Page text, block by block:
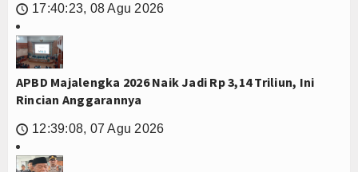
🕔 17:40:23, 08 Agu 2026
APBD Majalengka 2026 Naik Jadi Rp 3,14 Triliun, Ini
Rincian Anggarannya
🕔 12:39:08, 07 Agu 2026